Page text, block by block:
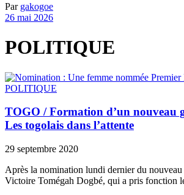
Par gakogoe
26 mai 2026
POLITIQUE
POLITIQUE
TOGO / Formation d’un nouveau
Les togolais dans l’attente
29 septembre 2020
Après la nomination lundi dernier du
Victoire Tomégah Dogbé, qui a pris fonction